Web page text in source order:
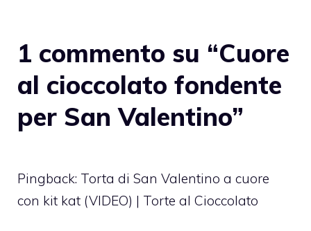
1 commento su “Cuore
al cioccolato fondente
per San Valentino”
Pingback: Torta di San Valentino a cuore
con kit kat (VIDEO) | Torte al Cioccolato